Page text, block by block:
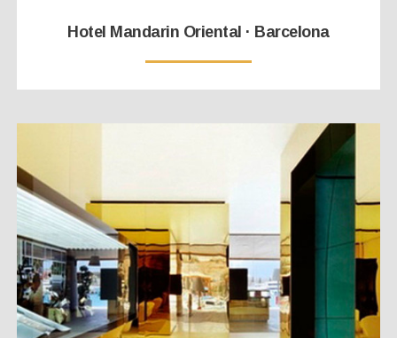
Hotel Mandarin Oriental · Barcelona